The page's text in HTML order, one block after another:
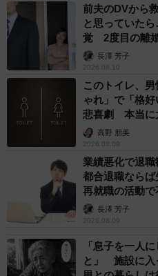
ーAさんは仕事でも家庭でも
に気持ちを休めればいいので
まずは、週に半日だけでもい
間」を作ることをおすすめし
でも構いません。仕事から
と向き合ってみてください。
その際、「自分は本当はど
たいのか」を自分自身に問い
落ち着かせ、自分軸を整える
にか変えようとするのではな
せるはずです。
前夫のDVから
と思っていた
覚 2度目の離
す【夫婦関係修
長澤 芳子
2026.08.10
このトイレ、
ゃれ」で「格
悲喜劇 本当に
く…高野 朋美
2026.08.09
業績悪化で退
都合退職なら
再就職の活動
アカウンセラー
長澤 芳子
2026.08.09
「息子を一人
と」 施設に入